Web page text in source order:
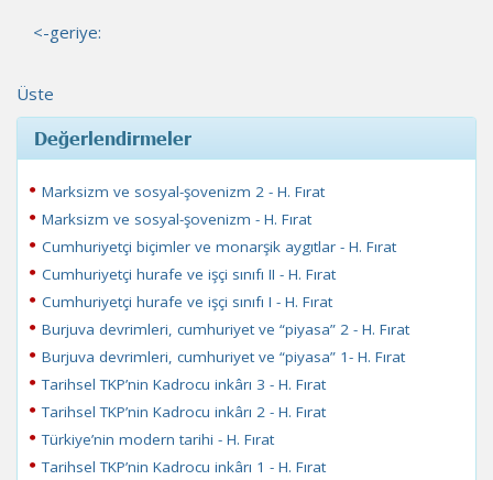
<-geriye:
Üste
Değerlendirmeler
Marksizm ve sosyal-şovenizm 2 - H. Fırat
Marksizm ve sosyal-şovenizm - H. Fırat
Cumhuriyetçi biçimler ve monarşik aygıtlar - H. Fırat
Cumhuriyetçi hurafe ve işçi sınıfı II - H. Fırat
Cumhuriyetçi hurafe ve işçi sınıfı I - H. Fırat
Burjuva devrimleri, cumhuriyet ve “piyasa” 2 - H. Fırat
Burjuva devrimleri, cumhuriyet ve “piyasa” 1- H. Fırat
Tarihsel TKP’nin Kadrocu inkârı 3 - H. Fırat
Tarihsel TKP’nin Kadrocu inkârı 2 - H. Fırat
Türkiye’nin modern tarihi - H. Fırat
Tarihsel TKP’nin Kadrocu inkârı 1 - H. Fırat